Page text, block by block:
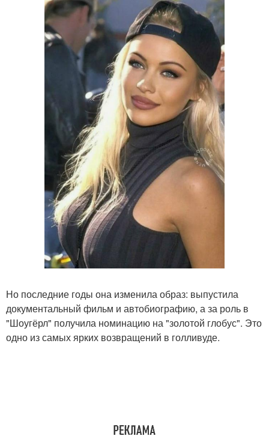
Но последние годы она изменила образ: выпустила
документальный фильм и автобиографию, а за роль в
"Шоугёрл" получила номинацию на "золотой глобус". Это
одно из самых ярких возвращений в голливуде.